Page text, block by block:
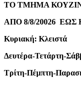
ΤΟ ΤΜΗΜΑ
ΑΠΟ 8/8/20026 ΕΩΣ
Κυριακή: Κλειστά
Δευτέρα-Τετάρτη-
Τρίτη-Πέμπτη-